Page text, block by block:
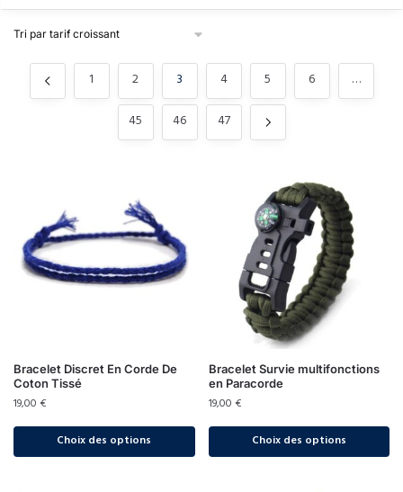
1 2 3 4 5 6
…
45
46 47
Bracelet Discret En Corde De
Coton Tissé
19,00 €
Choix des options
Bracelet Survie multifonctions
en Paracorde
19,00 €
Choix des options